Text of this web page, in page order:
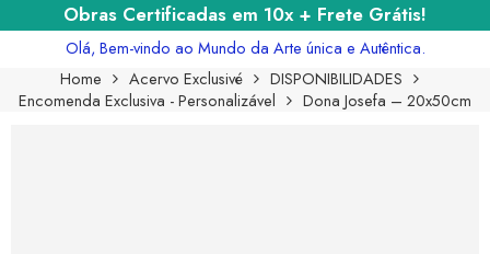
Obras Certificadas em 10x + Frete Grátis!
Olá, Bem-vindo ao Mundo da Arte única e Autêntica.
Home
Acervo Exclusivé
DISPONIBILIDADES
Encomenda Exclusiva - Personalizável
Dona Josefa – 20x50cm